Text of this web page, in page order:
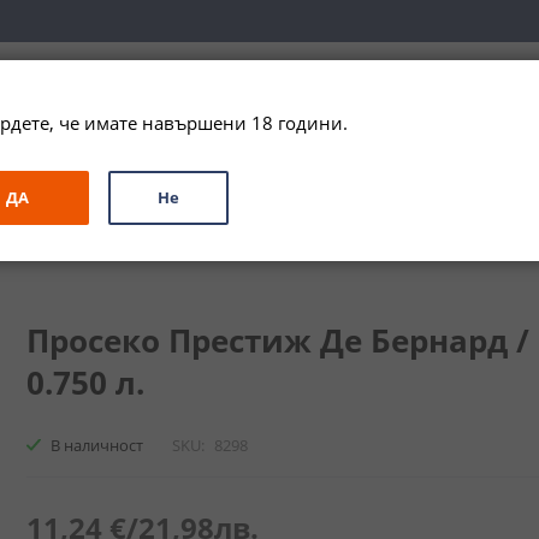
ЗА ПОДАРЪК ПРОМО СПЕЦИАЛНИ ПРЕДЛОЖЕНИЯ
Просеко Престиж Де Бернард /
0.750 л.
В наличност SKU 8298
11,24 €/21,98лв.
че имате навършени 18 години.
ДА Не